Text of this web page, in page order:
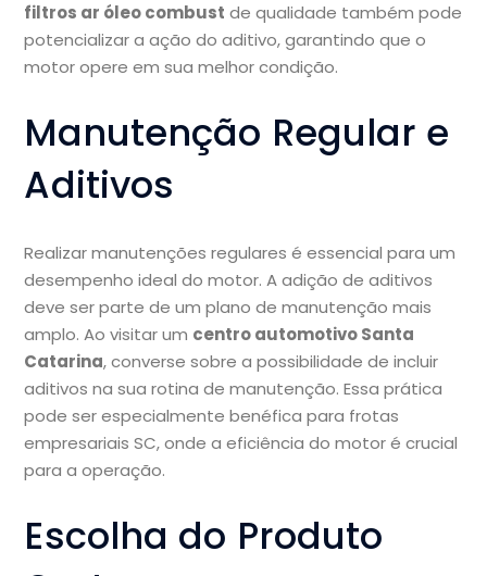
filtros ar óleo combust de qualidade também pode
potencializar a ação do aditivo, garantindo que o
motor opere em sua melhor condição.
Manutenção Regular e
Aditivos
Realizar manutenções regulares é essencial para um
desempenho ideal do motor. A adição de aditivos
deve ser parte de um plano de manutenção mais
amplo. Ao visitar um centro automotivo Santa
Catarina, converse sobre a possibilidade de incluir
aditivos na sua rotina de manutenção. Essa prática
pode ser especialmente benéfica para frotas
empresariais SC, onde a eficiência do motor é crucial
para a operação.
Escolha do Produto